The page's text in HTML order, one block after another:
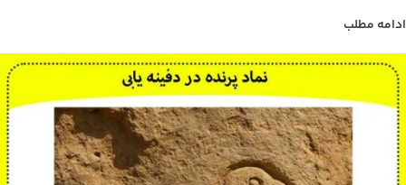
ادامه مطلب